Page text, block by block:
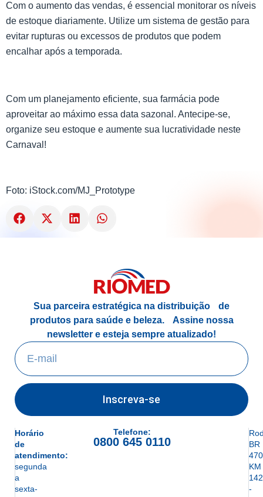
Com o aumento das vendas, é essencial monitorar os níveis
de estoque diariamente. Utilize um sistema de gestão para
evitar rupturas ou excessos de produtos que podem
encalhar após a temporada.
Com um planejamento eficiente, sua farmácia pode
aproveitar ao máximo essa data sazonal. Antecipe-se,
organize seu estoque e aumente sua lucratividade neste
Carnaval!
Foto: iStock.com/MJ_Prototype
Sua parceira estratégica na distribuição de
produtos para saúde e beleza. Assine nossa
newsletter e esteja sempre atualizado!
Inscreva-se
Horário
de
atendimento:
segunda
a
sexta-
Telefone:
0800 645 0110
BR
KM
142
-